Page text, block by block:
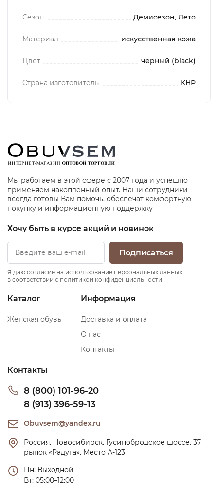
Сезон Демисезон, Лето
Материал искусственная кожа
Цвет черный (black)
Страна изготовитель КНР
Мы работаем в этой сфере с 2007 года и успешно
применяем накопленный опыт. Наши сотрудники
всегда готовы Вам помочь, обеспечат комфортную
покупку и информационную поддержку
Хочу быть в курсе акций и новинок
Подписаться
Я даю согласие на использование персональных данных
в соответствии с политикой конфиденциальности
Каталог
Женская обувь
Информация
Доставка и оплата
О нас
Контакты
Контакты
8 (800) 101-96-20
8 (913) 396-59-13
Obuvsem@yandex.ru
Россия, Новосибирск, Гусинобродское шоссе, 37
рынок «Радуга». Место А-123
Пн: Выходной
Вт: 05:00–12:00